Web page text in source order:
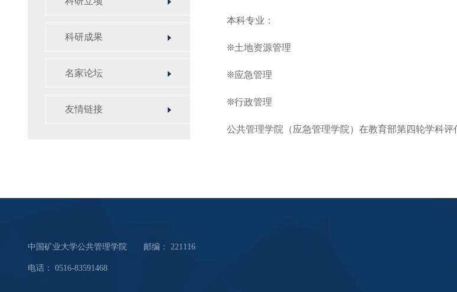
科研成果
名家论坛
友情链接
本科专业：
❊土地资源管理
❊应急管理
❊行政管理
公共管理学院（应急管理学院）在教育部第四轮学科评
中国矿业大学公共管理学院 邮编： 221116
电话： 0516-83591468